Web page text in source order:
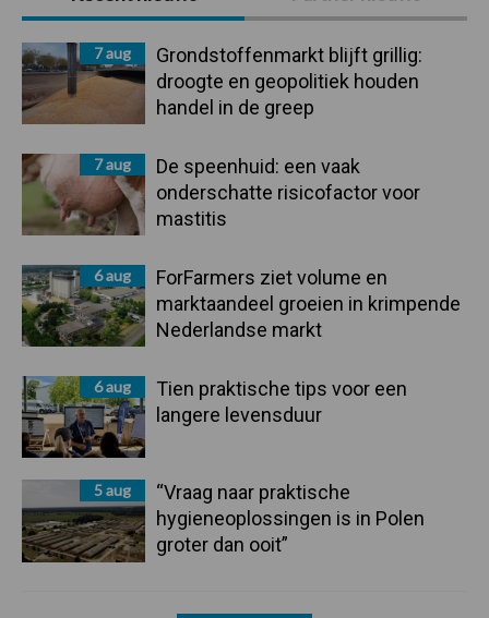
Sidebar
7 aug
Grondstoffenmarkt blijft grillig:
droogte en geopolitiek houden
handel in de greep
7 aug
De speenhuid: een vaak
onderschatte risicofactor voor
mastitis
6 aug
ForFarmers ziet volume en
marktaandeel groeien in krimpende
Nederlandse markt
6 aug
Tien praktische tips voor een
langere levensduur
5 aug
“Vraag naar praktische
hygieneoplossingen is in Polen
groter dan ooit”